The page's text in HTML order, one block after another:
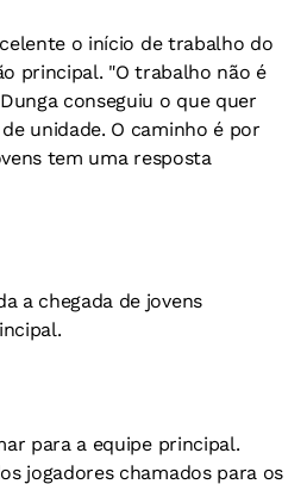
o início de trabalho do
principal. "O trabalho não é
conseguiu o que quer
unidade. O caminho é por
tem uma resposta
a chegada de jovens
para a equipe principal.
jogadores chamados para os